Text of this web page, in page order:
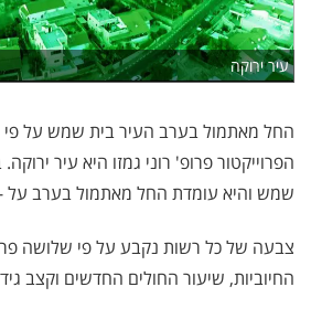
עיר ירוקה
החל מאתמול בערב העיר בית שמש על פי
הפרוייקטור פרופ' רוני גמזו היא עיר
שמש והיא עומדת החל מאתמול בערב על -4.3
צבעה של כל רשות נקבע על פי שלושה
החיוביות, שיעור החולים החדשים וקצב